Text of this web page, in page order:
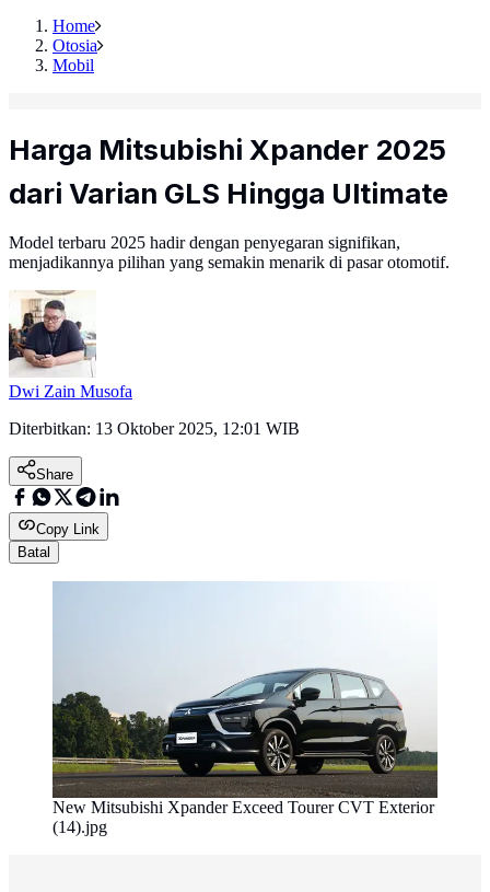
Home
Otosia
Mobil
Harga Mitsubishi Xpander 2025
dari Varian GLS Hingga Ultimate
Model terbaru 2025 hadir dengan penyegaran signifikan,
menjadikannya pilihan yang semakin menarik di pasar otomotif.
Dwi Zain Musofa
Diterbitkan: 13 Oktober 2025, 12:01 WIB
Share
Copy Link
Batal
New Mitsubishi Xpander Exceed Tourer CVT Exterior
(14).jpg